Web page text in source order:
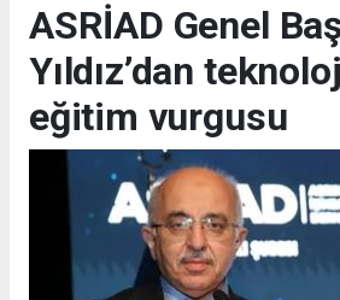
ASRİAD Genel
Yıldız’dan
eğitim vurgusu